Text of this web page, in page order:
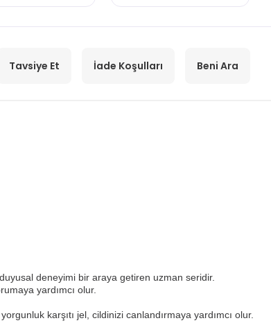
Tavsiye Et İade Koşulları Beni Ara
deneyimi bir araya getiren uzman seridir.
yardımcı olur.
karşıtı jel, cildinizi canlandırmaya yardımcı olur.